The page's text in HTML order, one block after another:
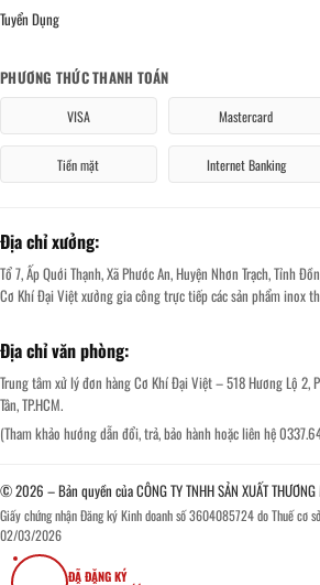
Tuyển Dụng
PHƯƠNG THỨC THANH TOÁN
VISA Mastercard
Tiền mặt Internet Banking
Địa chỉ xưởng:
Tổ 7, Ấp Quới Thạnh, Xã Phước An, Huyện Nhơn Trạch, Tỉnh
Cơ Khí Đại Việt xưởng gia công trực tiếp các sản phẩm inox
Địa chỉ văn phòng:
Trung tâm xử lý đơn hàng Cơ Khí Đại Việt – 518 Hương Lộ 2,
Tân, TP.HCM.
(Tham khảo hướng dẫn đổi, trả, bảo hành hoặc liên hệ
© 2026 – Bản quyền của CÔNG TY TNHH SẢN XUẤT THƯƠNG
Giấy chứng nhận Đăng ký Kinh doanh số 3604085724 do Thuế cơ
02/03/2026
ĐÃ ĐĂNG KÝ